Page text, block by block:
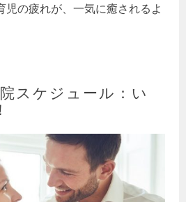
児の疲れが、一気に癒されるよ
スケジュール：い